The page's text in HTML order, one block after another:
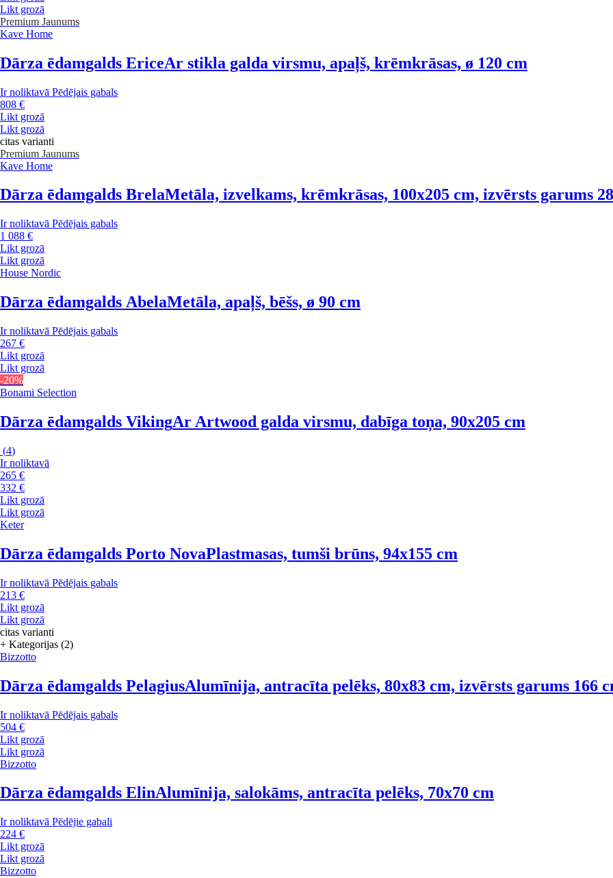
Likt grozā
Premium Jaunums
Kave Home
Dārza ēdamgalds EriceAr stikla galda virsmu, apaļš, krēmkrāsas, ø 120 cm
Ir noliktavā Pēdējais gabals
808 €
Likt grozā
Likt grozā
citas varianti
Premium Jaunums
Kave Home
Dārza ēdamgalds BrelaMetāla, izvelkams, krēmkrāsas, 100x205 cm, izvērsts garums
Ir noliktavā Pēdējais gabals
1 088 €
Likt grozā
Likt grozā
House Nordic
Dārza ēdamgalds AbelaMetāla, apaļš, bēšs, ø 90 cm
Ir noliktavā Pēdējais gabals
267 €
Likt grozā
Likt grozā
-20%
Bonami Selection
Dārza ēdamgalds VikingAr Artwood galda virsmu, dabīga toņa, 90x205 cm
(4)
Ir noliktavā
265 €
332 €
Likt grozā
Likt grozā
Keter
Dārza ēdamgalds Porto NovaPlastmasas, tumši brūns, 94x155 cm
Ir noliktavā Pēdējais gabals
213 €
Likt grozā
Likt grozā
citas varianti
+ Kategorijas (2)
Bizzotto
Dārza ēdamgalds PelagiusAlumīnija, antracīta pelēks, 80x83 cm, izvērsts garums 166
Ir noliktavā Pēdējais gabals
504 €
Likt grozā
Likt grozā
Bizzotto
Dārza ēdamgalds ElinAlumīnija, salokāms, antracīta pelēks, 70x70 cm
Ir noliktavā Pēdējie gabali
224 €
Likt grozā
Likt grozā
Bizzotto